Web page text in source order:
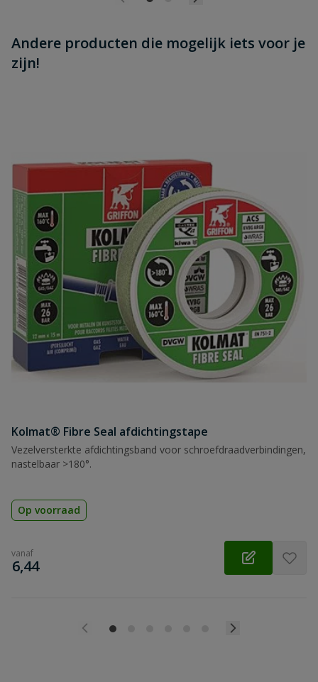
Andere producten die mogelijk iets voor je
zijn!
Kolmat® Fibre Seal afdichtingstape
Vezelversterkte afdichtingsband voor schroefdraadverbindingen,
nastelbaar >180°.
Op voorraad
vanaf
€
6,44